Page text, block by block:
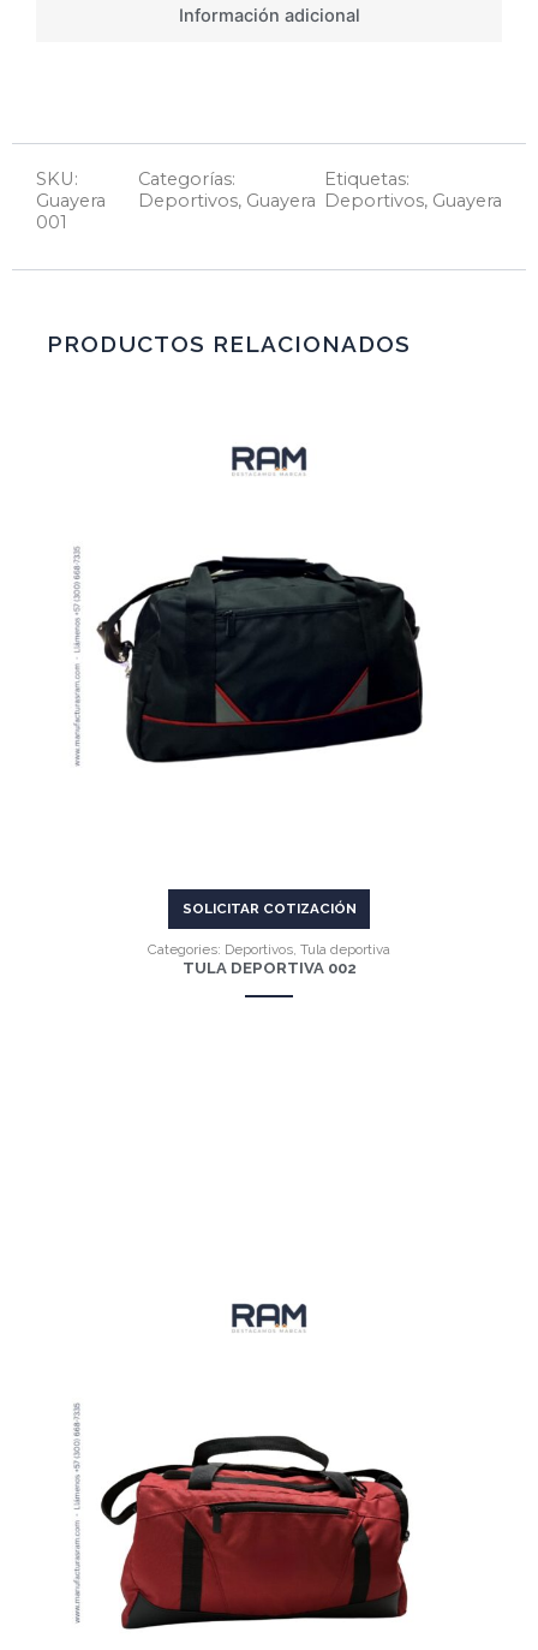
Información adicional
SKU:
Guayera
001
Categorías:
Deportivos, Guayera
Etiquetas:
Deportivos, Guayera
PRODUCTOS RELACIONADOS
SOLICITAR COTIZACIÓN
Categories: Deportivos Tula deportiva
TULA DEPORTIVA 002
VER MÁS